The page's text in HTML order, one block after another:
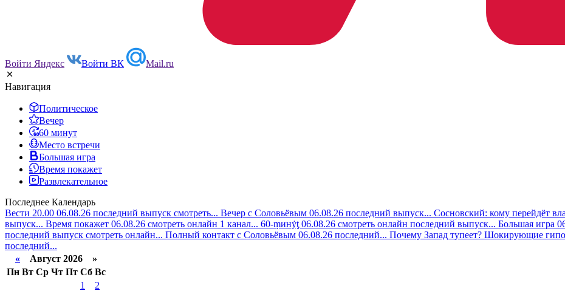
Войти Яндекс Войти ВК Mail.ru
Навигация
Политическое
Вечер
60 минут
Место встречи
Большая игра
Время покажет
Развлекательное
Последнее Календарь
Вести 20.00 06.08.26 последний выпуск смотреть... Вечер с Соловьёвым 06.08.26 последний выпуск... Сосновский: кому перейдёт
выпуск... Время покажет 06.08.26 смотреть онлайн 1 канал... 60-ṃинẏƫ 06.08.26 смотреть онлайн последний выпуск... Большая игра
последний выпуск смотреть онлайн... Полный контакт с Соловьёвым 06.08.26 последний... Почему Запад тупеет? Шокирующие
последний...
« Август 2026 »
Пн Вт Ср Чт Пт Сб Вс
1
2